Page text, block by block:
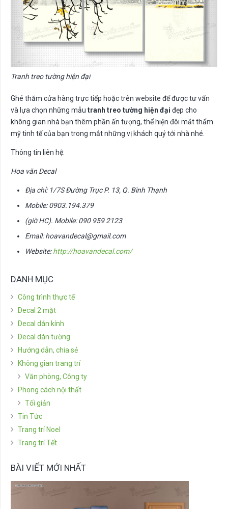
Tranh treo tường hiện đại
Ghé thăm cửa hàng trực tiếp hoặc trên website để được tư vấn
và lựa chọn những mẫu tranh treo tường hiện đại đẹp cho
không gian nhà bạn thêm phần ấn tượng, thể hiện đôi mắt thẩm
mỹ tinh tế của bạn trong mắt những vị khách quý tới nhà nhé.
Thông tin liên hệ:
Hoa văn Decal
Địa chỉ: 1/7S Đường Trục P. 13, Q. Bình Thạnh
Mobile: 0903.194.379
(giờ HC). Mobile: 090 959 2123
Email:hoavandecal@gmail.com
Website:http://hoavandecal.com/
DANH MỤC
Công trình thực tế
Decal 2 mặt
Decal dán kính
Decal dán tường
Hướng dẫn, chia sẻ
Không gian trang trí
Văn phòng, Công ty
Phong cách nội thất
Tối giản
Tin Tức
Trang trí Noel
Trang trí Tết
BÀI VIẾT MỚI NHẤT